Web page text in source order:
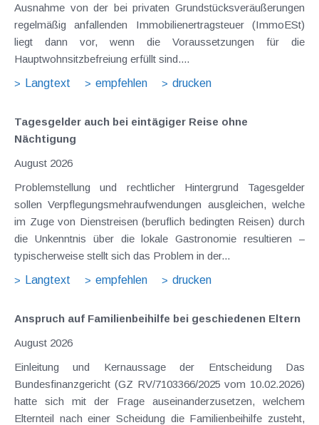
Ausnahme von der bei privaten Grundstücksveräußerungen
regelmäßig anfallenden Immobilienertragsteuer (ImmoESt)
liegt dann vor, wenn die Voraussetzungen für die
Hauptwohnsitzbefreiung erfüllt sind....
Langtext
empfehlen drucken
Tagesgelder auch bei eintägiger Reise ohne
Nächtigung
August 2026
Problemstellung und rechtlicher Hintergrund Tagesgelder
sollen Verpflegungsmehraufwendungen ausgleichen, welche
im Zuge von Dienstreisen (beruflich bedingten Reisen) durch
die Unkenntnis über die lokale Gastronomie resultieren –
typischerweise stellt sich das Problem in der...
Langtext
empfehlen drucken
Anspruch auf Familienbeihilfe bei geschiedenen Eltern
August 2026
Einleitung und Kernaussage der Entscheidung Das
Bundesfinanzgericht (GZ RV/7103366/2025 vom 10.02.2026)
hatte sich mit der Frage auseinanderzusetzen, welchem
Elternteil nach einer Scheidung die Familienbeihilfe zusteht,